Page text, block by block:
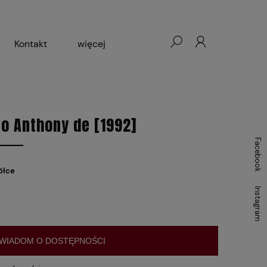
Kontakt więcej
Anthony de [1992]
O DOSTĘPNOŚCI
Facebook
Instagram